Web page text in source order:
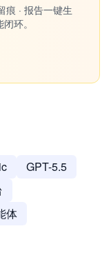
痕 · 报告一键生
环。
GPT-5.5
体